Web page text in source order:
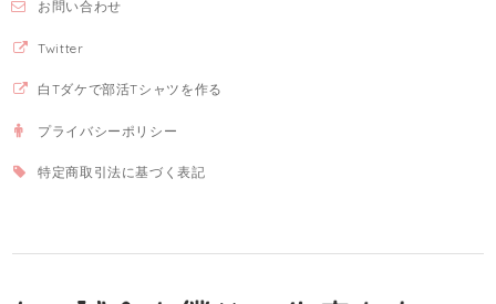
お問い合わせ
Twitter
白Tダケで部活Tシャツを作る
プライバシーポリシー
特定商取引法に基づく表記